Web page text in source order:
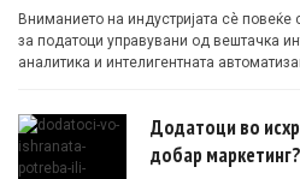
Вниманието на индустријата сè
за податоци управувани од вештачка
аналитика и интелигентната
Додатоци во
добар